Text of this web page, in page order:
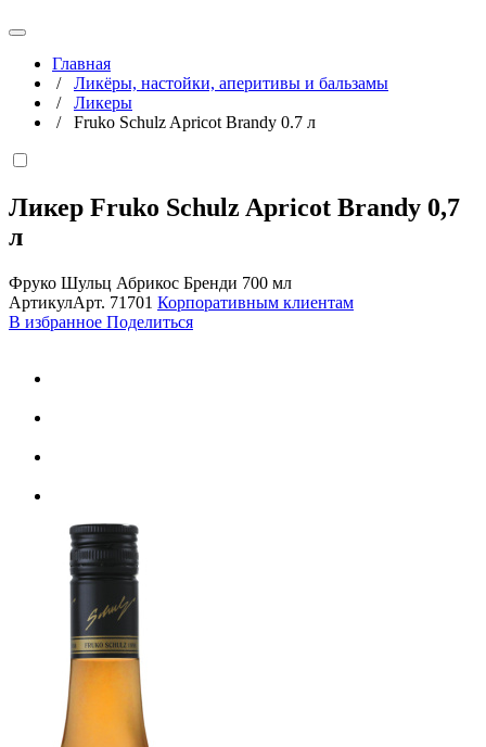
Главная
/ Ликёры, настойки, аперитивы и бальзамы
/ Ликеры
/ Fruko Schulz Apricot Brandy 0.7 л
Ликер Fruko Schulz Apricot Brandy 0,7
л
Фруко Шульц Абрикос Бренди 700 мл
АртикулАрт. 71701 Корпоративным клиентам
В избранное Поделиться